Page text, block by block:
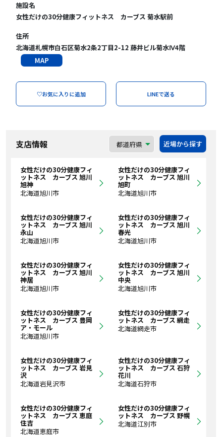
施設名
女性だけの30分健康フィットネス カーブス 菊水駅前
住所
北海道札幌市白石区菊水2条2丁目2-12 藤井ビル菊水Ⅳ4階
MAP
♡お気に入りに追加 LINEで送る
支店情報 近場から探す
女性だけの30分健康フィ
ットネス カーブス 旭川
旭神
北海道旭川市
女性だけの30分健康フィ
ットネス カーブス 旭川
旭町
北海道旭川市
女性だけの30分健康フィ
ットネス カーブス 旭川
永山
北海道旭川市
女性だけの30分健康フィ
ットネス カーブス 旭川
春光
北海道旭川市
女性だけの30分健康フィ
ットネス カーブス 旭川
神居
北海道旭川市
女性だけの30分健康フィ
ットネス カーブス 旭川
中央
北海道旭川市
女性だけの30分健康フィ
ットネス カーブス 豊岡
ア・モール
北海道旭川市
女性だけの30分健康フィ
ットネス カーブス 網走
北海道網走市
女性だけの30分健康フィ
ットネス カーブス 岩見
沢
北海道岩見沢市
女性だけの30分健康フィ
ットネス カーブス 石狩
花川
北海道石狩市
女性だけの30分健康フィ
ットネス カーブス 恵庭
住吉
北海道恵庭市
女性だけの30分健康フィ
ットネス カーブス 野幌
北海道江別市